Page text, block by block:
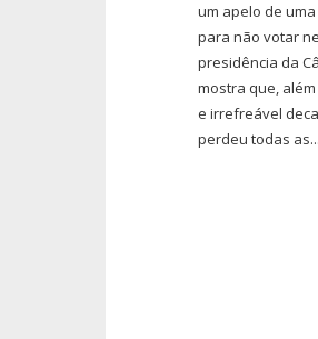
um apelo de
para não votar
presidência da
mostra que,
e irrefreável
perdeu todas as...